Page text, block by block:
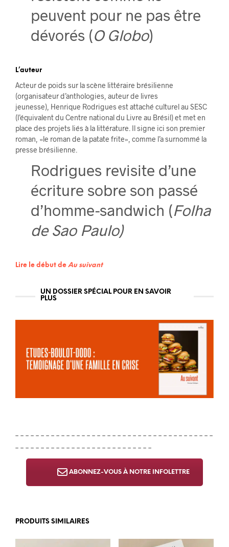
peuvent pour ne pas être
dévorés (O Globo)
L’auteur
Acteur de poids sur la scène littéraire brésilienne
(organisateur d’anthologies, auteur de livres
jeunesse), Henrique Rodrigues est attaché culturel au SESC
(l’équivalent du Centre national du Livre au Brésil) et met en
place des projets liés à la littérature. Il signe ici son premier
roman, «le roman de la patate frite», comme l’a surnommé la
presse brésilienne.
Rodrigues revisite d’une
écriture sobre son passé
d’homme-sandwich (Folha
de Sao Paulo)
Lire le début de Au suivant
UN DOSSIER SPÉCIAL POUR EN SAVOIR
PLUS
– – – – – – – – – – – – – – – – – – – – – – – – – – – – – – – – – – – – – – –
– – – – – – – – – – – – – – – – – – – – – – – – – – –
ABONNEZ-VOUS À NOTRE INFOLETTRE
PRODUITS SIMILAIRES